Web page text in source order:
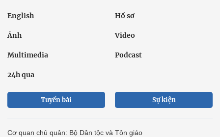
English Hồ sơ
Ảnh Video
Multimedia Podcast
24h qua
Tuyến bài Sự kiện
Cơ quan chủ quản: Bộ Dân tộc và Tôn giáo